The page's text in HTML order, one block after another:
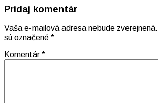
článku
Pridaj komentár
Vaša e-mailová adresa nebude zverejnená.
sú označené *
Komentár *